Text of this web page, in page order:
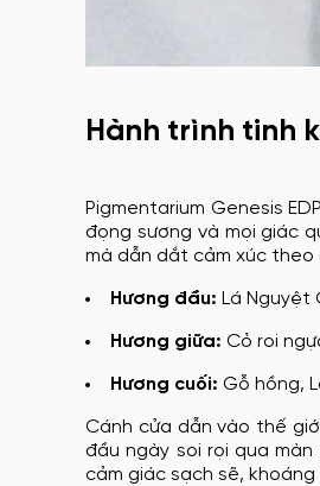
Hành trình tinh
Pigmentarium Genesis
đọng sương và mọi giác
mà dẫn dắt cảm xúc theo
Hương đầu: Lá Nguyệt
Hương giữa: Cỏ roi
Hương cuối: Gỗ hồng,
Cánh cửa dẫn vào thế
đầu ngày soi rọi qua
cảm giác sạch sẽ,